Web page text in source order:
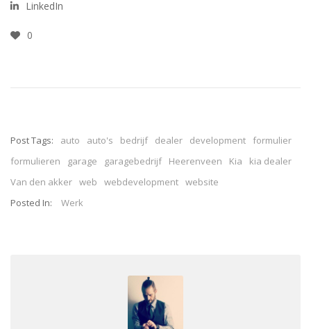
LinkedIn
0
Post Tags: auto auto's bedrijf dealer development
formulier
formulieren
garage garagebedrijf Heerenveen Kia
kia dealer
Van den akker web webdevelopment website
Posted In:
Werk